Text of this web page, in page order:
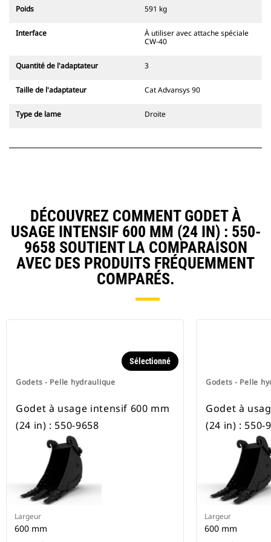
champ de vision du conducteur.
Les attaches à accouplement par
axes Cat sont compatibles avec les
352 et toutes les pelles sur pneus.
tranchée sont également
Les équipements compatibles avec
rapide fixes. Les attaches spéciales
Les attaches spéciales CW sont
disponibles pour toutes les pelles
hydrauliques à chaines et sur
pneus.
Poids 591 kg
Interface
À utiliser avec attache spéciale
CW-40
Quantité de l'adaptateur 3
Taille de l'adaptateur Cat Advansys 90
Type de lame Droite
DÉCOUVREZ COMMENT GODET À
USAGE INTENSIF 600 MM (24 IN) : 550-
9658 SOUTIENT LA COMPARAISON
AVEC DES PRODUITS FRÉQUEMMENT
COMPARÉS.
Godets - Pelle hydraulique
Sélectionné
Godet à usage intensif 600 mm
(24 in) : 550-9658
Largeur
600 mm
Godets - Pelle
Godet à
(24 in) : 550-
Largeur
600 mm